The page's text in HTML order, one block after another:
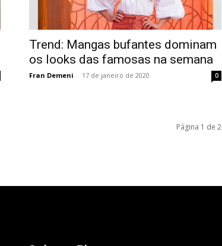
Trend: Mangas bufantes dominam
os looks das famosas na semana
Fran Demeni - 17 de janeiro de 2020 0
Página 1 de 2